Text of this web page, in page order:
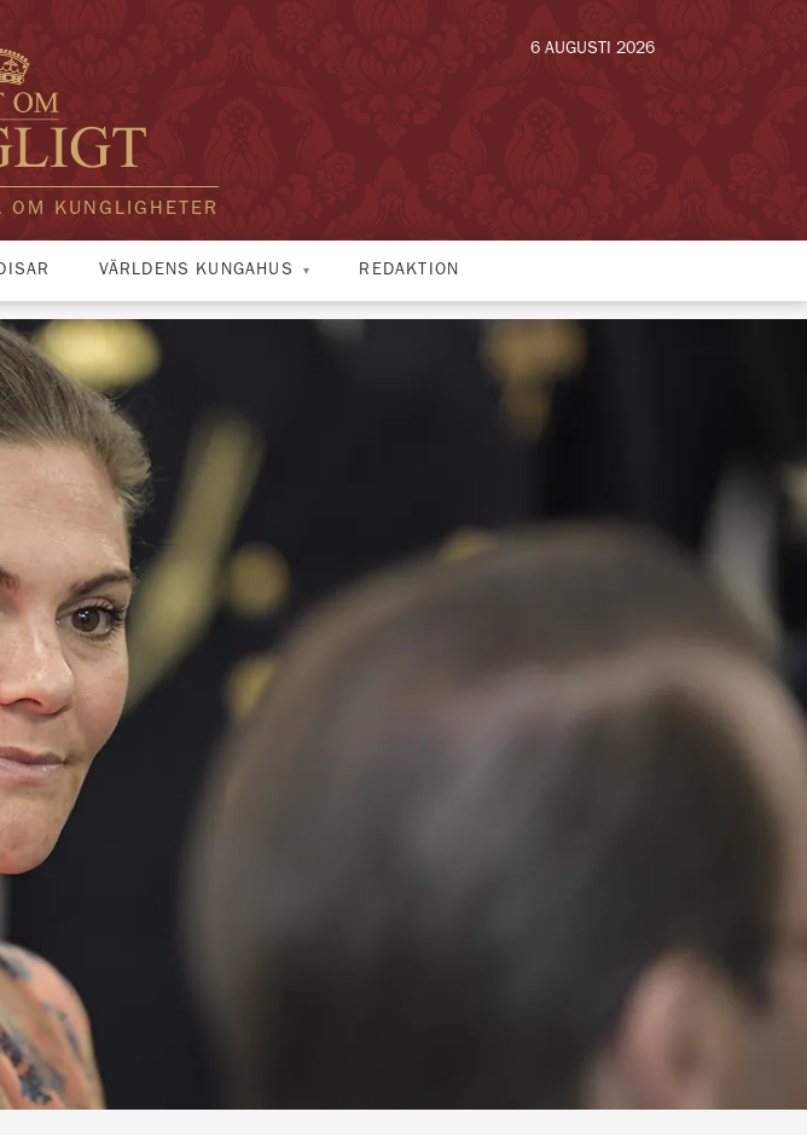
OM KUNGLIGHETER
6 AUGUSTI 2026
VÄRLDENS KUNGAHUS REDAKTION